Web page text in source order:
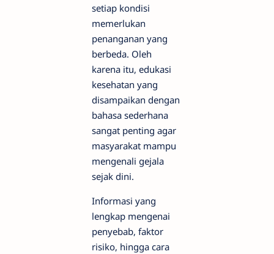
setiap kondisi
memerlukan
penanganan yang
berbeda. Oleh
karena itu, edukasi
kesehatan yang
disampaikan dengan
bahasa sederhana
sangat penting agar
masyarakat mampu
mengenali gejala
sejak dini.
Informasi yang
lengkap mengenai
penyebab, faktor
risiko, hingga cara